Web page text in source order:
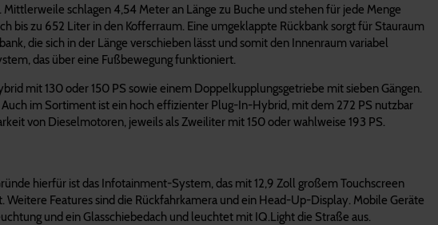
schlagen 4,54 Meter an Länge zu Buche und stehen für jede Menge
zu 652 Liter in den Kofferraum. Eine umgeklappte Rückbank sorgt für Stauraum
die sich in der Länge verschieben lässt und somit den Innenraum variabel
das über eine Fußbewegung funktioniert.
mit 130 oder 150 PS sowie einem Doppelkupplungsgetriebe mit sieben Gängen.
im Sortiment ist ein hoch effizienter Plug-In-Hybrid, mit dem 272 PS nutzbar
von Dieselmotoren, jeweils als Zweiliter mit 150 oder wahlweise 193 PS.
hierfür ist das Infotainment-System, das mit 12,9 Zoll großem Touchscreen
Features sind die Rückfahrkamera und ein Head-Up-Display. Mobile Geräte
und ein Glasschiebedach und leuchtet mit IQ.Light die Straße aus.